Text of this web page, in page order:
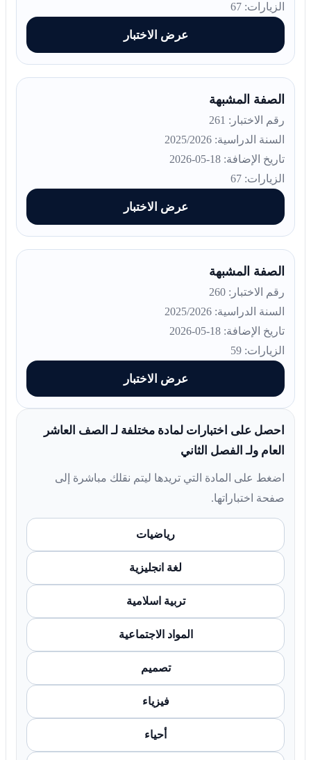
الزيارات: 67
عرض الاختبار
الصفة المشبهة
رقم الاختبار: 261
السنة الدراسية: 2025/2026
تاريخ الإضافة: 18-05-2026
الزيارات: 67
عرض الاختبار
الصفة المشبهة
رقم الاختبار: 260
السنة الدراسية: 2025/2026
تاريخ الإضافة: 18-05-2026
الزيارات: 59
عرض الاختبار
احصل على اختبارات لمادة مختلفة لـ الصف العاشر
العام ولـ الفصل الثاني
اضغط على المادة التي تريدها ليتم نقلك مباشرة إلى
صفحة اختباراتها.
رياضيات
لغة انجليزية
تربية اسلامية
المواد الاجتماعية
تصميم
فيزياء
أحياء